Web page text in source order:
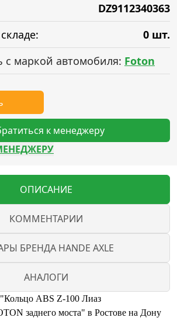
DZ9112340363
0 шт.
с маркой автомобиля: Foton
к менеджеру
ОПИСАНИЕ
КОММЕНТАРИИ
БРЕНДА HANDE AXLE
АНАЛОГИ
ABS Z-100 Лиаз
заднего моста" в Ростове на Дону